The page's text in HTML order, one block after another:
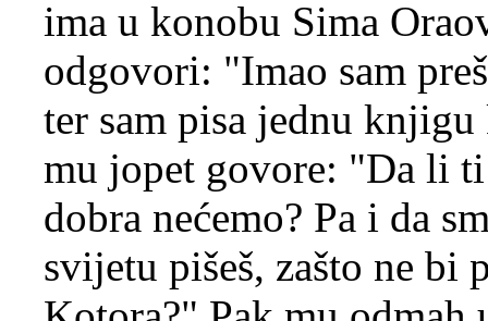
ima u konobu Sima
odgovori: "Imao sam
ter sam pisa jednu
mu jopet govore: "Da li
dobra nećemo? Pa i da
svijetu pišeš, zašto ne bi